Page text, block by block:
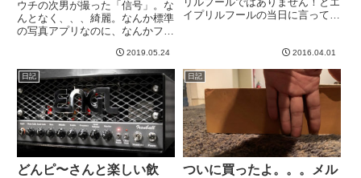
ウチの次男が撮った「信号」。な
んとなく、、、綺麗。なんか標準
の写真アプリなのに、なんかフィ
く、微妙に写真がオシャレに見え
る。今度、真似してみようかと思
いますwさて、本題。先日、妻が
「すごいワインもらっちゃっ
た」...
2019.05.24
イプリルフールの当日に言ってみ
2016.04.01
日記
どんピ〜さんと楽しい飲
日記
ついに買ったよ。。。メル